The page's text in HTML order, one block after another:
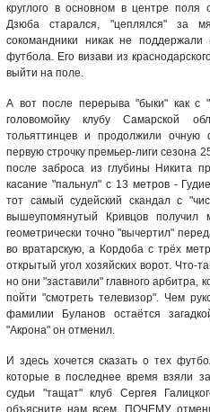
круглого в основном в центре
Дзюба старался, "цеплялся" за
сокомандники никак не поддержали
футбола. Его визави из
выйти на поле.
А вот после перерыва "быки" как с
головомойку клубу Самарской
тольяттинцев и продолжили очную
первую строчку премьер-лиги сезона
после заброса из глубины Никита
касание "пальнул" с 13 метров -
тот самый судейский скандал с
вышеупомянутый Кривцов
геометрически точно "вычертил"
во вратарскую, а Кордоба с трёх
открытый угол хозяйских ворот. Что-
но они "заставили" главного арбитра,
пойти "смотреть телевизор". Чем
фамилии Буланов остаётся
"Акрона" он отменил.
И здесь хочется сказать о тех
которые в последнее время взяли
судьи "тащат" клуб Сергея
объясните нам всем, ПОЧЕМУ